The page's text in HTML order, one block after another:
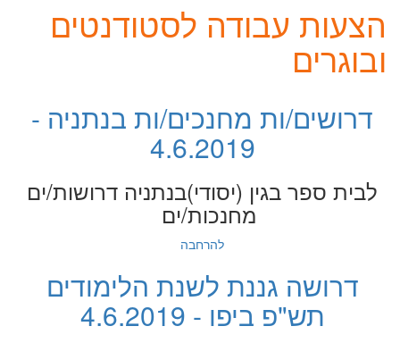
הצעות עבודה לסטודנטים
ובוגרים
דרושים/ות מחנכים/ות בנתניה -
4.6.2019
לבית ספר בגין (יסודי)בנתניה דרושות/ים
מחנכות/ים
להרחבה
דרושה גננת לשנת הלימודים
תש"פ ביפו - 4.6.2019